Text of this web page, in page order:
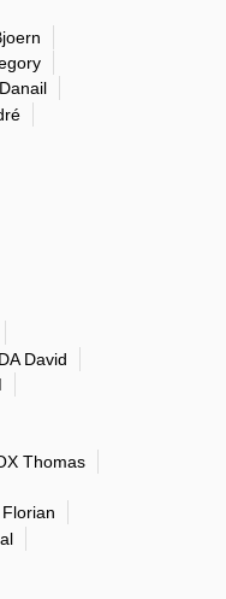
David
Thomas